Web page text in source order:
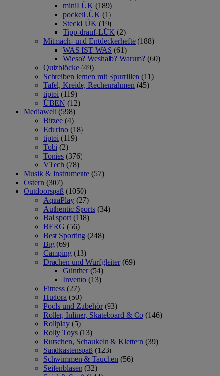
miniLÜK (189)
pocketLÜK (1)
SteckLÜK (19)
Tipp-drauf-LÜK (2)
Mitmach- und Entdeckerhefte (188)
WAS IST WAS (61)
Wieso? Weshalb? Warum? (60)
Quizblöcke (49)
Schreiben lernen mit Spurrillen (11)
Tafel, Kreide, Rechenrahmen (45)
tiptoi (119)
ÜBEN (12)
Mediawelt (598)
Bitzee (4)
Edurino (18)
tiptoi (119)
Tobi (2)
Tonies (376)
VTech (78)
Musik & Instrumente (57)
Ostern (307)
Outdoorspaß (1050)
AquaPlay (27)
Authentic Sports (34)
Ballsport (118)
BERG (56)
Best Sporting (248)
Big (69)
Camping (13)
Drachen und Wurfgleiter (69)
Günther (54)
Invento (13)
Fitness (27)
Hudora (50)
Pools und Zubehör (93)
Roller, Inliner, Skateboard & Co (146)
Rollplay (5)
Rolly Toys (13)
Rutschen, Schaukeln & Klettern (39)
Sandkastenspaß (123)
Schwimmen & Tauchen (56)
Seifenblasen (32)